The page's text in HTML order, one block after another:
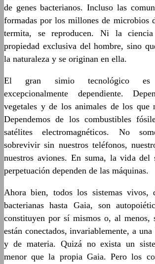
de genes bacterianos. Incluso las
formadas por los millones de microbios
termita, se reproducen. Ni la
propiedad exclusiva del hombre, sino
la naturaleza y se originan en ella.
El gran simio tecnológico es
excepcionalmente dependiente.
vegetales y de los animales de los que
Dependemos de los combustibles
satélites electromagnéticos. No
sobrevivir sin nuestros teléfonos,
nuestros aviones. En suma, la vida del
perpetuación dependen de las máquinas.
Ahora bien, todos los sistemas vivos,
bacterianas hasta Gaia, son
constituyen por sí mismos o, al menos,
están conectados, invariablemente, a
y de materia. Quizá no exista un
menor que la propia Gaia. Pero los